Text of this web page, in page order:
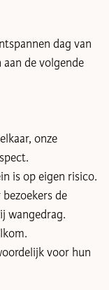
dag van
de volgende
onze
is op eigen risico.
de
wangedrag.
voor hun